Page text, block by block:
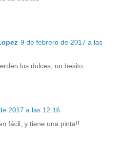
9 de febrero de 2017 a las
los dulces, un besito
2017 a las 12:16
fácil, y tiene una pinta!!